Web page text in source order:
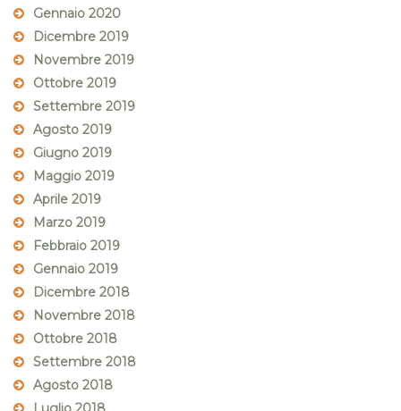
Gennaio 2020
Dicembre 2019
Novembre 2019
Ottobre 2019
Settembre 2019
Agosto 2019
Giugno 2019
Maggio 2019
Aprile 2019
Marzo 2019
Febbraio 2019
Gennaio 2019
Dicembre 2018
Novembre 2018
Ottobre 2018
Settembre 2018
Agosto 2018